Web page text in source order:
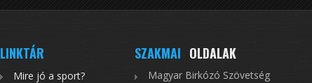
LINKTÁR
Mire jó a sport?
SZAKMAI OLDALAK
Magyar Birkózó Szövetség